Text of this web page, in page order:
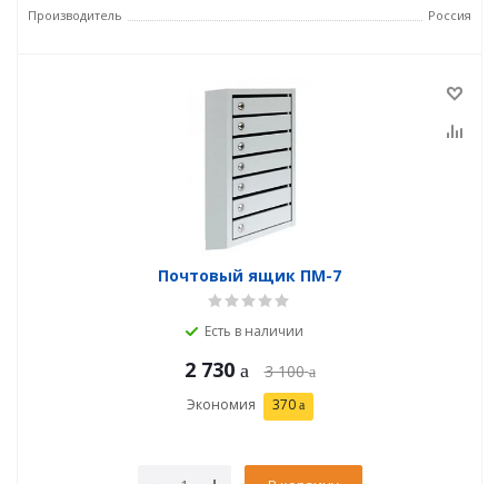
Производитель
Россия
Почтовый ящик ПМ-7
Есть в наличии
2 730 3 100
Экономия 370